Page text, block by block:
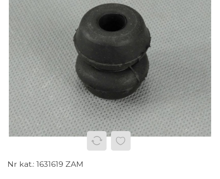
1631619 ZAM